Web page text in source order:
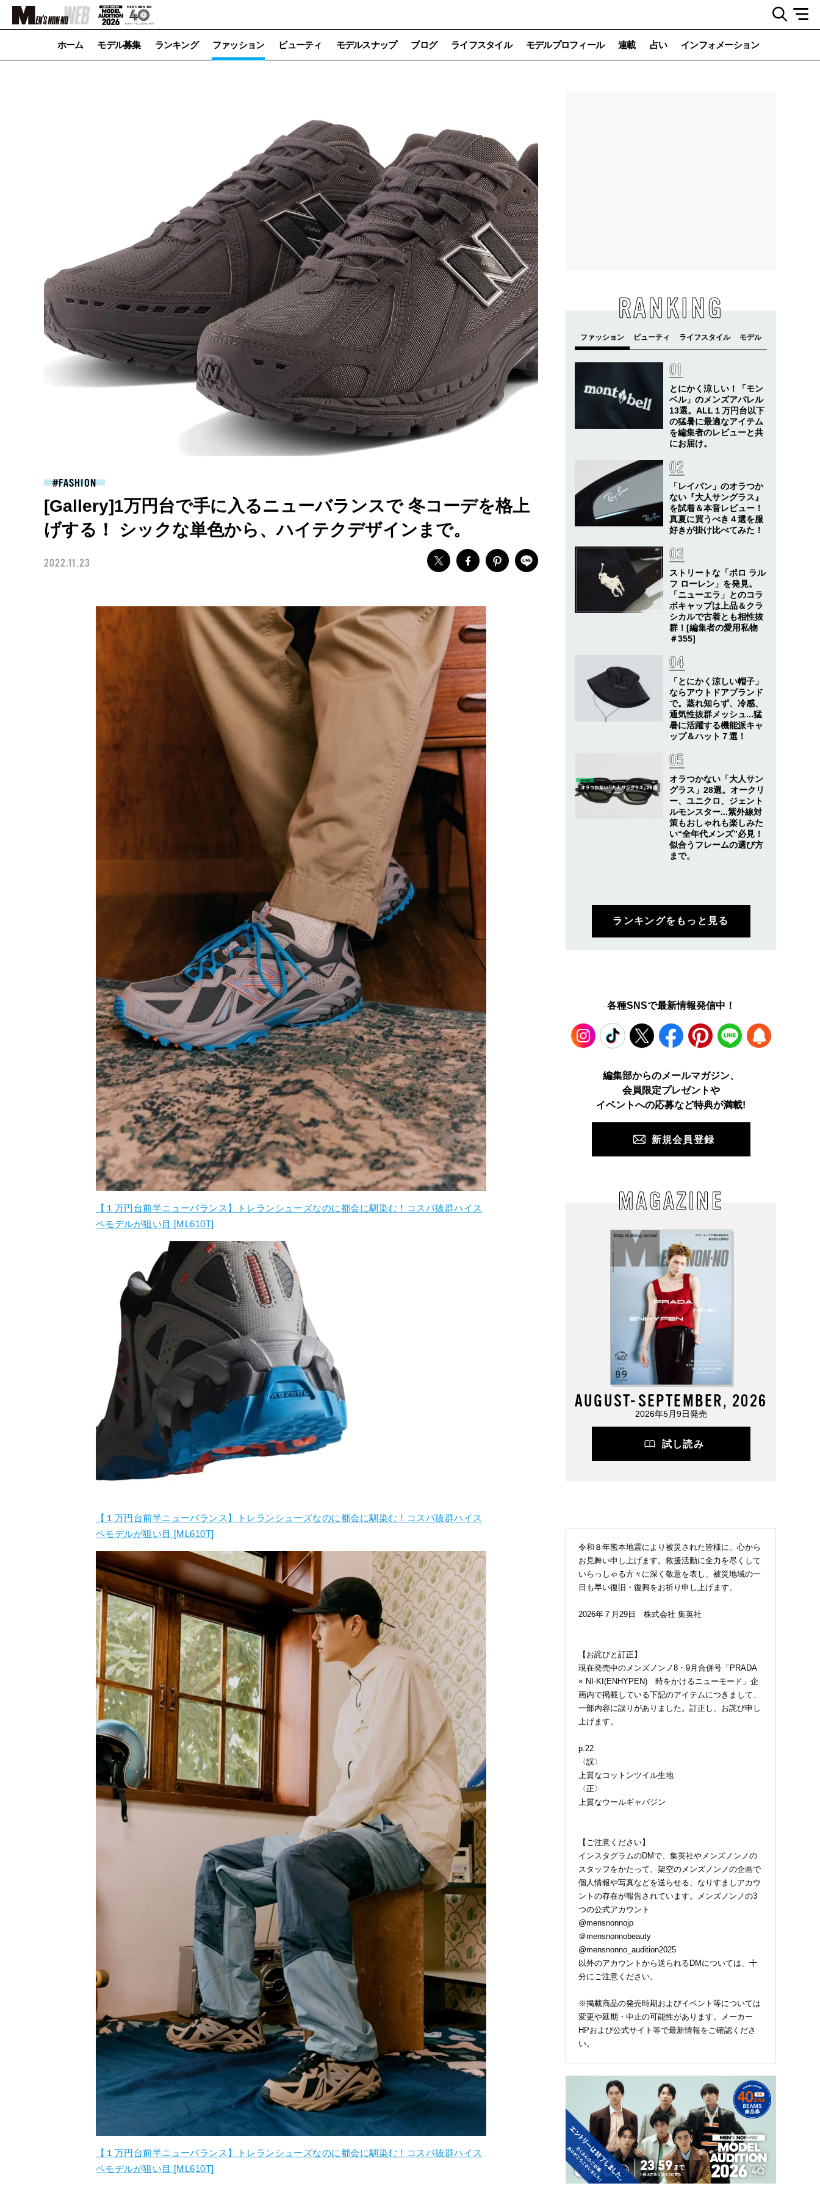
ホーム モデル募集 ランキング ファッション ビューティ モデルスナップ ブログ ライフスタイル モデルプロフィール 連載 占い インフォメーション
FASHION
[Gallery]1万円台で手に入るニューバランスで 冬コーデを格上
げする！ シックな単色から、ハイテクデザインまで。
2022.11.23
【１万円台前半ニューバランス】トレランシューズなのに都会に馴染む！コスパ抜群ハイス
ペモデルが狙い目 [ML610T]
【１万円台前半ニューバランス】トレランシューズなのに都会に馴染む！コスパ抜群ハイス
ペモデルが狙い目 [ML610T]
【１万円台前半ニューバランス】トレランシューズなのに都会に馴染む！コスパ抜群ハイス
ペモデルが狙い目 [ML610T]
RANKING
とにかく涼しい！「モン
ベル」のメンズアパレル
13選。ALL１万円台以下
の猛暑に最適なアイテム
を編集者のレビューと共
にお届け。
「レイバン」のオラつか
ない『大人サングラス』
を試着＆本音レビュー！
真夏に買うべき４選を服
好きが掛け比べてみた！
ストリートな「ポロ ラル
フ ローレン」を発見。
「ニューエラ」とのコラ
ボキャップは上品＆クラ
シカルで古着とも相性抜
群！[編集者の愛用私物
＃355]
「とにかく涼しい帽子」
ならアウトドアブランド
で。蒸れ知らず、冷感、
通気性抜群メッシュ...猛
暑に活躍する機能派キャ
ップ＆ハット７選！
オラつかない「大人サン
グラス」28選。オークリ
ー、ユニクロ、ジェント
ルモンスター...紫外線対
策もおしゃれも楽しみた
い“全年代メンズ”必見！
似合うフレームの選び方
まで。
ランキングをもっと見る
各種SNSで最新情報発信中！
TikTok Facebook Pinterest LINE
編集部からのメールマガジン、
会員限定プレゼントや
イベントへの応募など特典が満載!
新規会員登録
MAGAZINE
AUGUST-SEPTEMBER, 2026
2026年5月9日発売
試し読み
令和８年熊本地震により被災された皆様に、心から
お見舞い申し上げます。救援活動に全力を尽くして
いらっしゃる方々に深く敬意を表し、被災地域の一
日も早い復旧・復興をお祈り申し上げます。
2026年７月29日 株式会社 集英社
【お詫びと訂正】
現在発売中のメンズノンノ8・9月合併号「PRADA
× NI-KI(ENHYPEN) 時をかけるニューモード」企
画内で掲載している下記のアイテムにつきまして、
一部内容に誤りがありました。訂正し、お詫び申し
上げます。
p.22
〈誤〉
上質なコットンツイル生地
〈正〉
上質なウールギャバジン
【ご注意ください】
インスタグラムのDMで、集英社やメンズノンノの
スタッフをかたって、架空のメンズノンノの企画で
個人情報や写真などを送らせる、なりすましアカウ
ントの存在が報告されています。メンズノンノの3
つの公式アカウント
@mensnonnojp
＠mensnonnobeauty
@mensnonno_audition2025
以外のアカウントから送られるDMについては、十
分にご注意ください。
※掲載商品の発売時期およびイベント等については
変更や延期・中止の可能性があります。メーカー
HPおよび公式サイト等で最新情報をご確認くださ
い。